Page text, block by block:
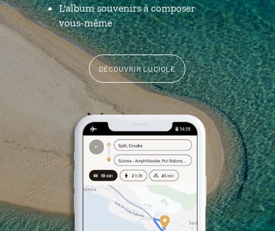
L'album souvenirs à composer
vous-même
DÉCOUVRIR LUCIOLE